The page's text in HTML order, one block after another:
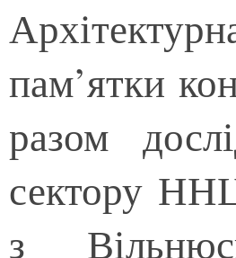
пам’ятки
разом
сектору
з